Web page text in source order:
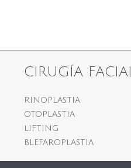
CIRUGÍA FACIAL
RINOPLASTIA
OTOPLASTIA
LIFTING
BLEFAROPLASTIA